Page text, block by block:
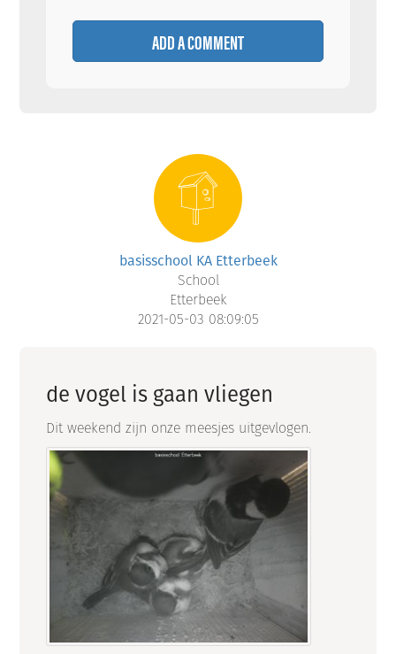
ADD A COMMENT
basisschool KA Etterbeek
School
Etterbeek
2021-05-03 08:09:05
de vogel is gaan vliegen
Dit weekend zijn onze meesjes uitgevlogen.